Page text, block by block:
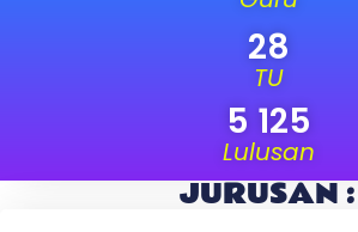
TU
28
Lulusan
5 125
JURUSAN :